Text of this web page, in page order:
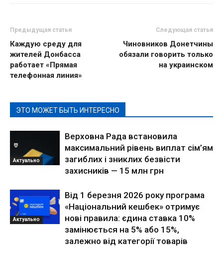
Предыдущая статья
Каждую среду для
жителей Донбасса
работает «Прямая
телефонная линия»
Следующая статья
Чиновников Донетчины
обязали говорить только
на украинском
ЭТО МОЖЕТ БЫТЬ ИНТЕРЕСНО
Актуально
Верховна Рада встановила
максимальний рівень виплат сім’ям
загиблих і зниклих безвісти
захисників — 15 млн грн
Актуально
Від 1 березня 2026 року програма
«Національний кешбек» отримує
нові правила: єдина ставка 10%
замінюється на 5% або 15%,
залежно від категорії товарів